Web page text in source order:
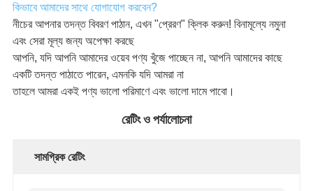
কিভাবে আমাদের সাথে যোগাযোগ করবেন?
নীচের আপনার তদন্ত বিবরণ পাঠান, এখন "প্রেরণ" ক্লিক করুন! বিনামূল্যে নমুনা
এবং সেরা মূল্য জন্য অপেক্ষা করছে
আপনি, যদি আপনি আমাদের ওয়েব পণ্য খুঁজে পাচ্ছেন না, আপনি আমাদের কাছে
একটি তদন্ত পাঠাতে পারেন, এমনকি যদি আমরা না
তাহলে আমরা একই পণ্য ভালো পরিমাণে এবং ভালো দামে পাবো।
রেটিং ও পর্যালোচনা
সামগ্রিক রেটিং